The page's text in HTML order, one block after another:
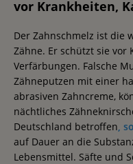
vor Krankheiten,
Der Zahnschmelz ist die
Zähne. Er schützt sie vor
Verfärbungen. Falsche
Zähneputzen mit einer
abrasiven Zahncreme,
nächtliches
Deutschland betroffen,
auf Dauer an die
Lebensmittel. Säfte und